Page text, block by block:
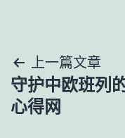
文
章
上一篇文章
守护中欧班列
心得网